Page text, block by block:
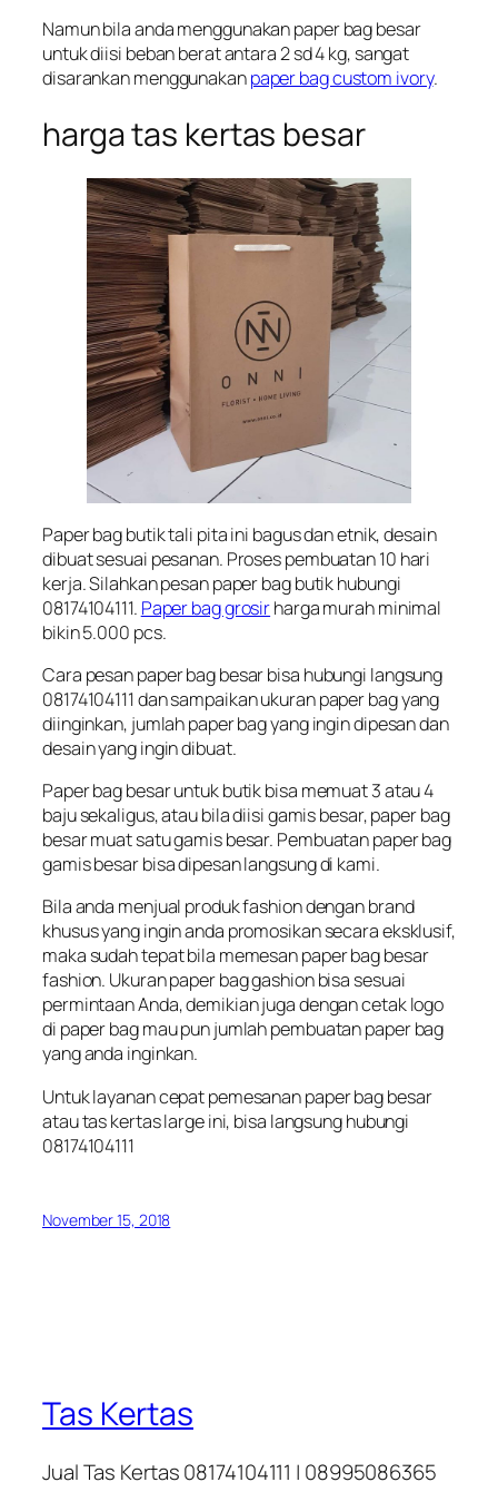
Namun bila anda menggunakan paper bag besar
untuk diisi beban berat antara 2 sd 4 kg, sangat
disarankan menggunakanpaper bag custom ivory.
harga tas kertas besar
Paper bag butik tali pita ini bagus dan etnik, desain
dibuat sesuai pesanan. Proses pembuatan 10 hari
kerja. Silahkan pesan paper bag butik hubungi
08174104111. Paper bag grosirharga murah minimal
bikin 5.000 pcs.
Cara pesan paper bag besar bisa hubungi langsung
08174104111 dan sampaikan ukuran paper bag yang
diinginkan, jumlah paper bag yang ingin dipesan dan
desain yang ingin dibuat.
Paper bag besar untuk butik bisa memuat 3 atau 4
baju sekaligus, atau bila diisi gamis besar, paper bag
besar muat satu gamis besar. Pembuatan paper bag
gamis besar bisa dipesan langsung di kami.
Bila anda menjual produk fashion dengan brand
khusus yang ingin anda promosikan secara eksklusif,
maka sudah tepat bila memesan paper bag besar
fashion. Ukuran paper bag gashion bisa sesuai
permintaan Anda, demikian juga dengan cetak logo
di paper bag mau pun jumlah pembuatan paper bag
yang anda inginkan.
Untuk layanan cepat pemesanan paper bag besar
atau tas kertas large ini, bisa langsung hubungi
08174104111
November 15, 2018
Tas Kertas
Jual Tas Kertas 08174104111 | 08995086365